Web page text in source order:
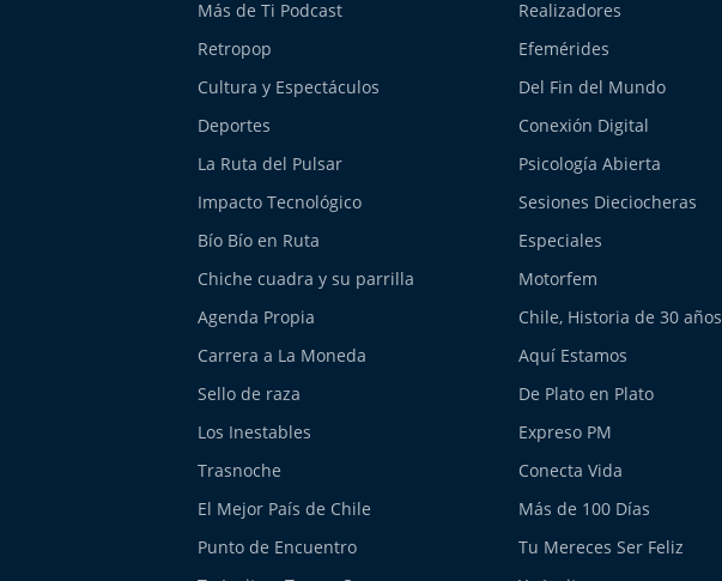
Más de Ti Podcast
Realizadores
Retropop
Efemérides
Cultura y Espectáculos
Del Fin del Mundo
Deportes
Conexión Digital
La Ruta del Pulsar
Psicología Abierta
Impacto Tecnológico
Sesiones Dieciocheras
Bío Bío en Ruta
Especiales
Chiche cuadra y su parrilla
Motorfem
Agenda Propia
Chile, Historia de 30 años
Carrera a La Moneda
Aquí Estamos
Sello de raza
De Plato en Plato
Los Inestables
Expreso PM
Trasnoche
Conecta Vida
El Mejor País de Chile
Más de 100 Días
Punto de Encuentro
Tu Mereces Ser Feliz